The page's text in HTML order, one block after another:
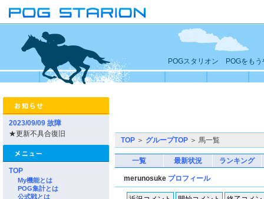
POGスタリオン POGをもう
2023/09/09 故障
★更新不具合復旧
TOP
My機能とは
POG集計とは
公式戦とは
TOP ＞ グループTOP ＞ 馬一覧
一覧 最新状況 ランキング
merunosuke プロフィール